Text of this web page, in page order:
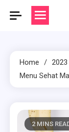
Home 2023
Menu Sehat
2 MINS